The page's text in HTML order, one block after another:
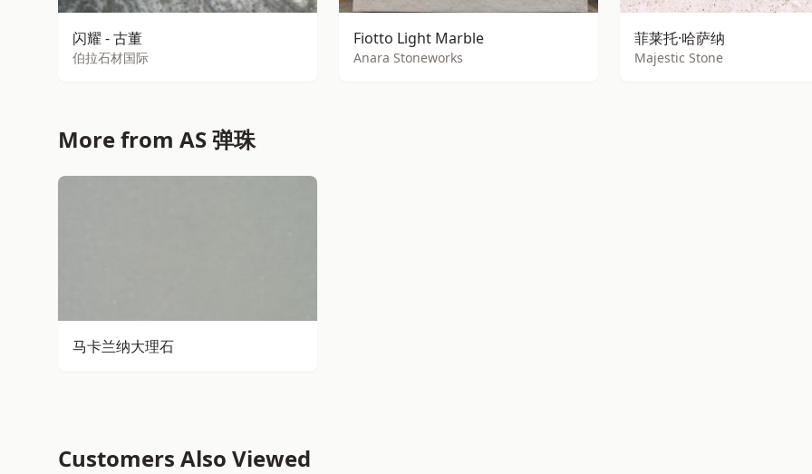
闪耀 - 古董
伯拉石材国际
Fiotto Light Marble
Anara Stoneworks
菲莱托·哈萨纳
Majestic Stone
More from AS 弹珠
马卡兰纳大理石
Customers Also Viewed